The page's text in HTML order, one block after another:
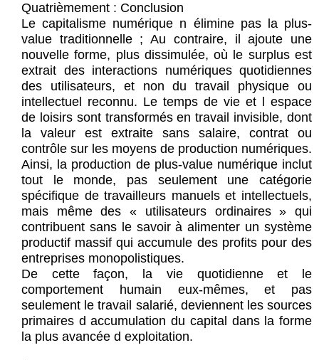
Quatrièmement : Conclusion
Le capitalisme numérique n élimine pas la plus-
value traditionnelle ; Au contraire, il ajoute une
nouvelle forme, plus dissimulée, où le surplus est
extrait des interactions numériques quotidiennes
des utilisateurs, et non du travail physique ou
intellectuel reconnu. Le temps de vie et l espace
de loisirs sont transformés en travail invisible, dont
la valeur est extraite sans salaire, contrat ou
contrôle sur les moyens de production numériques.
Ainsi, la production de plus-value numérique inclut
tout le monde, pas seulement une catégorie
spécifique de travailleurs manuels et intellectuels,
mais même des « utilisateurs ordinaires » qui
contribuent sans le savoir à alimenter un système
productif massif qui accumule des profits pour des
entreprises monopolistiques.
De cette façon, la vie quotidienne et le
comportement humain eux-mêmes, et pas
seulement le travail salarié, deviennent les sources
primaires d accumulation du capital dans la forme
la plus avancée d exploitation.